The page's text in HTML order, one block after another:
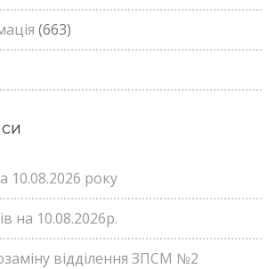
(663)
10.08.2026 року
на 10.08.2026р.
відділення ЗПСМ №2